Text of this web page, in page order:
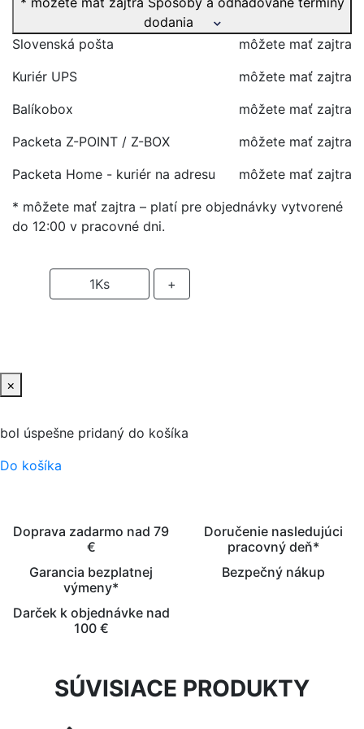
dodania
Slovenská pošta
môžete mať zajtra
Kuriér UPS
môžete mať zajtra
Balíkobox
môžete mať zajtra
Packeta Z-POINT / Z-BOX
môžete mať zajtra
Packeta Home - kuriér na adresu
môžete mať zajtra
* môžete mať zajtra – platí pre objednávky vytvorené
do 12:00 v pracovné dni.
1Ks +
×
bol úspešne pridaný do košíka
Do košíka
Doprava zadarmo nad 79
€
Doručenie nasledujúci
pracovný deň*
Garancia bezplatnej
výmeny*
Bezpečný nákup
Darček k objednávke nad
100 €
SÚVISIACE PRODUKTY